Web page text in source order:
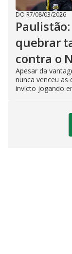
DO R7/08/03/2026
quebrar
contra o
Apesar da
nunca venceu as
invicto jogando